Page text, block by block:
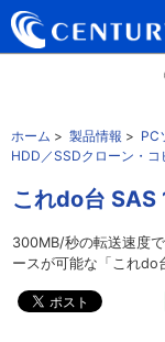
ホーム > 製品情報 > PC
HDD／SSDクローン・
これdo台
300MB/秒の転送速度
ースが可能な「これdo